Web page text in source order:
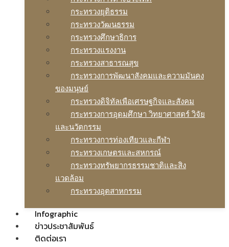
กระทรวงยุติธรรม
กระทรวงวัฒนธรรม
กระทรวงศึกษาธิการ
กระทรวงแรงงาน
กระทรวงสาธารณสุข
กระทรวงการพัฒนาสังคมและความมันคง
ของมนุษย์
กระทรวงดิจิทัลเพือเศรษฐกิจและสังคม
กระทรวงการอุดมศึกษา วิทยาศาสตร์ วิจัย
และนวัตกรรม
กระทรวงการท่องเทียวและกีฬา
กระทรวงเกษตรและสหกรณ์
กระทรวงทรัพยากรธรรมชาติและสิง
แวดล้อม
กระทรวงอุตสาหกรรม
Infographic
ข่าวประชาสัมพันธ์
ติดต่อเรา